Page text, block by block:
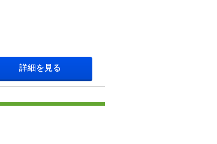
詳細を見る